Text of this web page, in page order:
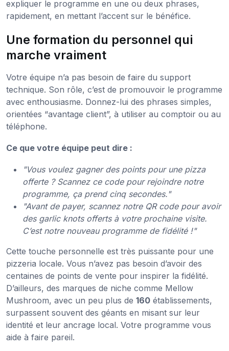
expliquer le programme en une ou deux phrases,
rapidement, en mettant l’accent sur le bénéfice.
Une formation du personnel qui
marche vraiment
Votre équipe n’a pas besoin de faire du support
technique. Son rôle, c’est de promouvoir le programme
avec enthousiasme. Donnez-lui des phrases simples,
orientées “avantage client”, à utiliser au comptoir ou au
téléphone.
Ce que votre équipe peut dire :
"Vous voulez gagner des points pour une pizza
offerte ? Scannez ce code pour rejoindre notre
programme, ça prend cinq secondes."
"Avant de payer, scannez notre QR code pour avoir
des garlic knots offerts à votre prochaine visite.
C’est notre nouveau programme de fidélité !"
Cette touche personnelle est très puissante pour une
pizzeria locale. Vous n’avez pas besoin d’avoir des
centaines de points de vente pour inspirer la fidélité.
D’ailleurs, des marques de niche comme Mellow
Mushroom, avec un peu plus de 160 établissements,
surpassent souvent des géants en misant sur leur
identité et leur ancrage local. Votre programme vous
aide à faire pareil.